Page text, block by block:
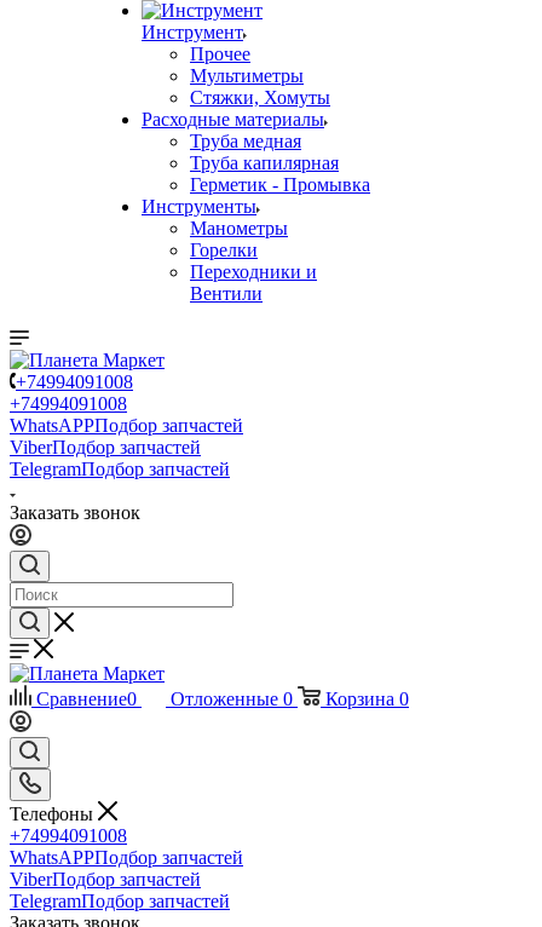
Инструмент
Прочее
Мультиметры
Стяжки, Хомуты
Расходные материалы
Труба медная
Труба капилярная
Герметик - Промывка
Инструменты
Манометры
Горелки
Переходники и
Вентили
+74994091008
+74994091008
WhatsAPPПодбор запчастей
ViberПодбор запчастей
TelegramПодбор запчастей
Заказать звонок
Сравнение0 Отложенные 0 Корзина 0
Телефоны
+74994091008
WhatsAPPПодбор запчастей
ViberПодбор запчастей
TelegramПодбор запчастей
Заказать звонок